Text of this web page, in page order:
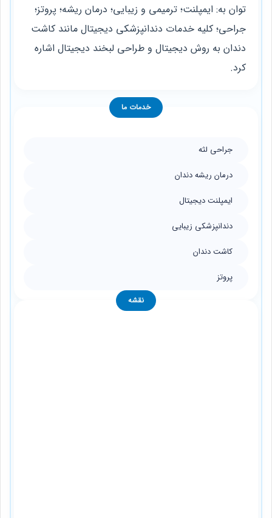
توان به: ایمپلنت؛ ترمیمی و زیبایی؛ درمان ریشه؛ پروتز؛
جراحی؛ کلیه خدمات دندانپزشکی دیجیتال مانند کاشت
دندان به روش دیجیتال و طراحی لبخند دیجیتال اشاره
کرد.
خدمات ما
جراحی لثه
درمان ریشه دندان
ایمپلنت دیجیتال
دندانپزشکی زیبایی
کاشت دندان
پروتز
نقشه